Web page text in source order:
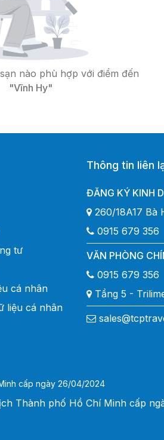
nào phù hợp với điểm đến
"Vĩnh Hy"
tư
cá nhân
liệu cá nhân
Thông tin liên
ĐĂNG KÝ KINH
260/18A17 Bà
0915 679 356
VĂN PHÒNG
0915 679 356
Tầng 5 -
cấp ngày 26/04/2024
Thành phố Hồ Chí Minh cấp